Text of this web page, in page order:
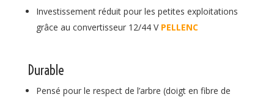
Investissement réduit pour les petites exploitations
grâce au convertisseur 12/44 V PELLENC
Durable
Pensé pour le respect de l’arbre (doigt en fibre de